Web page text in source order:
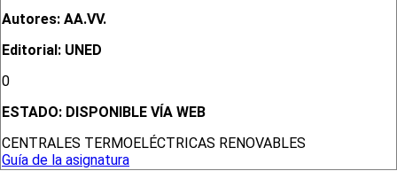
Autores: AA.VV.
Editorial: UNED
0
ESTADO: DISPONIBLE VÍA WEB
CENTRALES TERMOELÉCTRICAS RENOVABLES
Guía de la asignatura